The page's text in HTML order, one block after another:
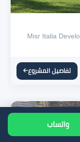
تفاصيل المشروع
واتساب